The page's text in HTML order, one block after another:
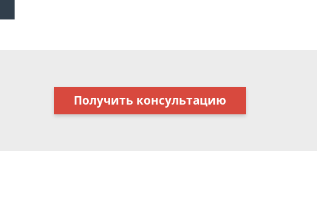
Получить консультацию